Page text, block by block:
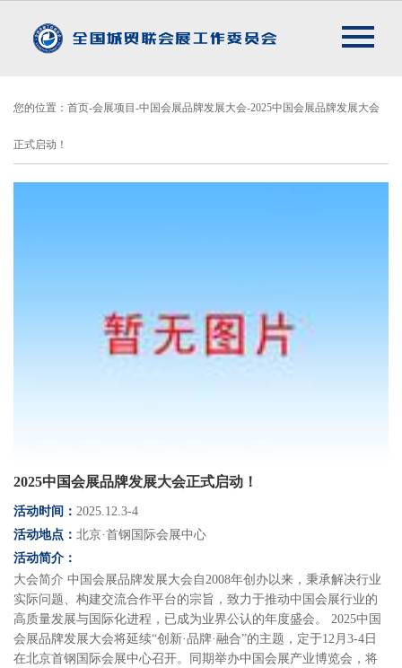
您的位置：首页-会展项目-中国会展品牌发展大会-2025中国会展品牌发展大会
正式启动！
2025中国会展品牌发展大会正式启动！
活动时间： 2025.12.3-4
活动地点： 北京·首钢国际会展中心
活动简介：
大会简介 中国会展品牌发展大会自2008年创办以来，秉承解决行业
实际问题、构建交流合作平台的宗旨，致力于推动中国会展行业的
高质量发展与国际化进程，已成为业界公认的年度盛会。 2025中国
会展品牌发展大会将延续“创新·品牌·融合”的主题，定于12月3-4日
在北京首钢国际会展中心召开。同期举办中国会展产业博览会，将